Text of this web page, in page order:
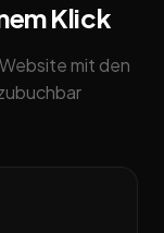
Klick
mit den